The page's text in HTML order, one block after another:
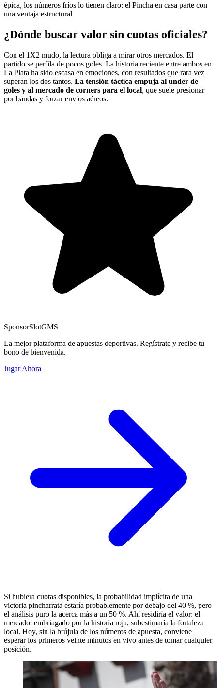
épica, los números fríos lo tienen claro: el Pincha en casa parte con
una ventaja estructural.
¿Dónde buscar valor sin cuotas oficiales?
Con el 1X2 mudo, la lectura obliga a mirar otros mercados. El
partido se perfila de pocos goles. La historia reciente entre ambos en
La Plata ha sido escasa en emociones, con resultados que rara vez
superan los dos tantos. La tensión táctica empuja al under de
goles y al mercado de corners para el local, que suele presionar
por bandas y forzar envíos aéreos.
SponsorSlotGMS
La mejor plataforma de apuestas deportivas. Regístrate y recibe tu
bono de bienvenida.
Jugar Ahora
Si hubiera cuotas disponibles, la probabilidad implícita de una
victoria pincharrata estaría probablemente por debajo del 40 %, pero
el análisis puro la acerca más a un 50 %. Ahí residiría el valor: el
mercado, embriagado por la historia roja, subestimaría la fortaleza
local. Hoy, sin la brújula de los números de apuesta, conviene
esperar los primeros veinte minutos en vivo antes de tomar cualquier
posición.